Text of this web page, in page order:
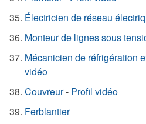
Électricien de réseau
Monteur de lignes sous
Mécanicien de réfrigération
vidéo
Couvreur- Profil vidéo
Ferblantier